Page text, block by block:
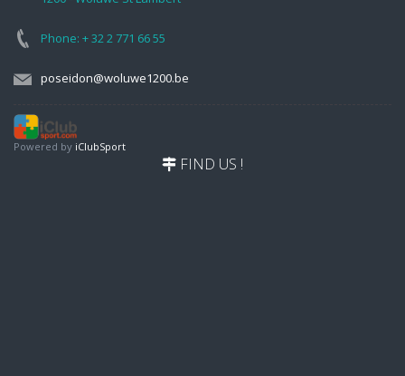
Phone: + 32 2 771 66 55
poseidon@woluwe1200.be
Powered by iClubSport
FIND US !